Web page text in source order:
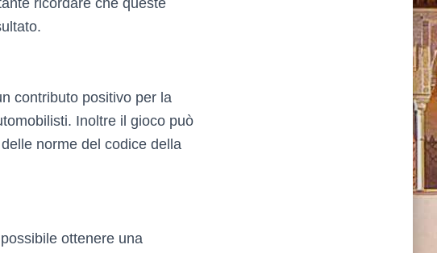
ricordare che queste
contributo positivo per la
Inoltre il gioco può
norme del codice della
ottenere una